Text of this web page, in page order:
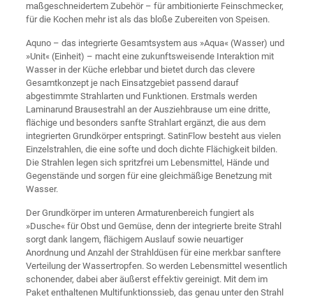
maßgeschneidertem Zubehör – für ambitionierte Feinschmecker,
für die Kochen mehr ist als das bloße Zubereiten von Speisen.
Aquno – das integrierte Gesamtsystem aus »Aqua« (Wasser) und
»Unit« (Einheit) – macht eine zukunftsweisende Interaktion mit
Wasser in der Küche erlebbar und bietet durch das clevere
Gesamtkonzept je nach Einsatzgebiet passend darauf
abgestimmte Strahlarten und Funktionen. Erstmals werden
Laminarund Brausestrahl an der Ausziehbrause um eine dritte,
flächige und besonders sanfte Strahlart ergänzt, die aus dem
integrierten Grundkörper entspringt. SatinFlow besteht aus vielen
Einzelstrahlen, die eine softe und doch dichte Flächigkeit bilden.
Die Strahlen legen sich spritzfrei um Lebensmittel, Hände und
Gegenstände und sorgen für eine gleichmäßige Benetzung mit
Wasser.
Der Grundkörper im unteren Armaturenbereich fungiert als
»Dusche« für Obst und Gemüse, denn der integrierte breite Strahl
sorgt dank langem, flächigem Auslauf sowie neuartiger
Anordnung und Anzahl der Strahldüsen für eine merkbar sanftere
Verteilung der Wassertropfen. So werden Lebensmittel wesentlich
schonender, dabei aber äußerst effektiv gereinigt. Mit dem im
Paket enthaltenen Multifunktionssieb, das genau unter den Strahl